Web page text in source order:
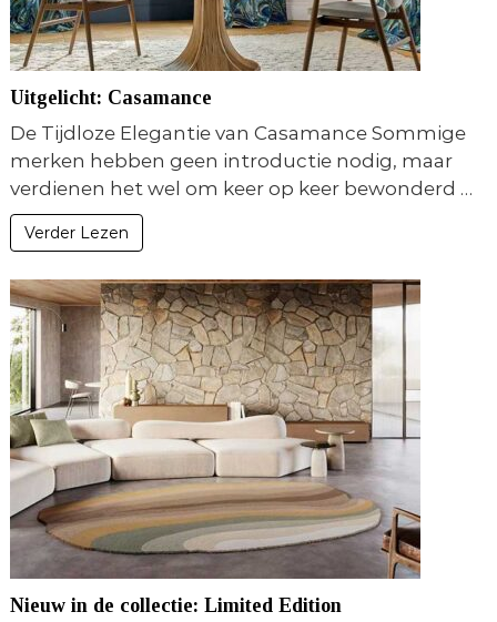
Uitgelicht: Casamance
De Tijdloze Elegantie van Casamance Sommige
merken hebben geen introductie nodig, maar
verdienen het wel om keer op keer bewonderd …
Verder Lezen
Nieuw in de collectie: Limited Edition